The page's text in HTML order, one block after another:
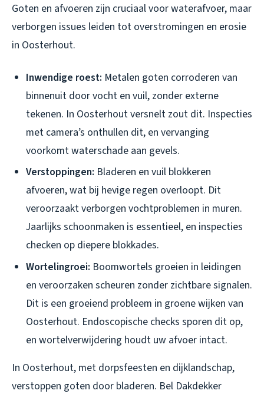
Goten en afvoeren zijn cruciaal voor waterafvoer, maar
verborgen issues leiden tot overstromingen en erosie
in Oosterhout.
Inwendige roest: Metalen goten corroderen van
binnenuit door vocht en vuil, zonder externe
tekenen. In Oosterhout versnelt zout dit. Inspecties
met camera’s onthullen dit, en vervanging
voorkomt waterschade aan gevels.
Verstoppingen: Bladeren en vuil blokkeren
afvoeren, wat bij hevige regen overloopt. Dit
veroorzaakt verborgen vochtproblemen in muren.
Jaarlijks schoonmaken is essentieel, en inspecties
checken op diepere blokkades.
Wortelingroei: Boomwortels groeien in leidingen
en veroorzaken scheuren zonder zichtbare signalen.
Dit is een groeiend probleem in groene wijken van
Oosterhout. Endoscopische checks sporen dit op,
en wortelverwijdering houdt uw afvoer intact.
In Oosterhout, met dorpsfeesten en dijklandschap,
verstoppen goten door bladeren. Bel Dakdekker